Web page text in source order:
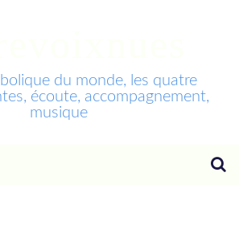
du monde, les quatre
écoute, accompagnement,
musique